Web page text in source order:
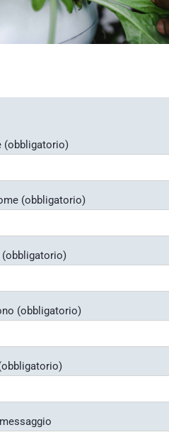
(obbligatorio)
(obbligatorio)
(obbligatorio)
(obbligatorio)